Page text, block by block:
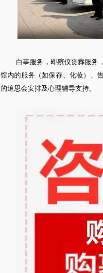
白事服务，即殡仪丧葬服务
馆内的服务（如保存、化妆）、
的追思会安排及心理辅导支持。